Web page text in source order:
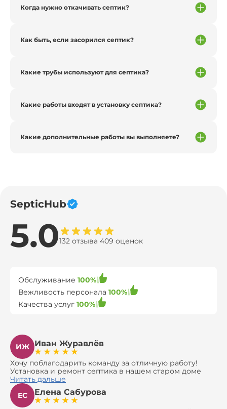
Когда нужно откачивать септик?
Как быть, если засорился септик?
Какие трубы используют для септика?
Какие работы входят в установку септика?
Какие дополнительные работы вы выполняете?
SepticHub
5.0132 отзыва 409 оценок
Обслуживание 100%
Вежливость персонала 100%
Качества услуг 100%
ИЖ Иван Журавлёв
Хочу поблагодарить команду за отличную работу!
Установка и ремонт септика в нашем старом доме
оказались сложной задачей, но ребята справились на
все 100%. Всё сделали аккуратно и профессионально.
Давали полезные рекомендации, не пытались
навязать ничего лишнего, помогли с выбором и
Читать дальше
ЕС
Елена Сабурова